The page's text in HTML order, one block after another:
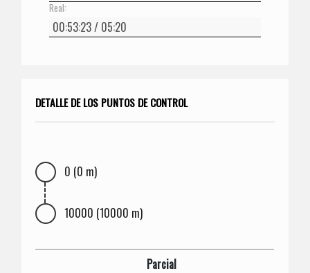
Real:
DETALLE DE LOS PUNTOS DE CONTROL
0 (0 m)
10000 (10000 m)
Parcial